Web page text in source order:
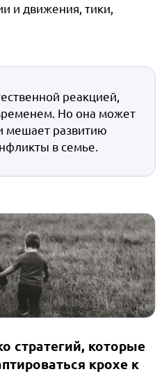
и движения, тики,
реакцией,
Но она может
мешает развитию
в семье.
стратегий, которые
крохе к